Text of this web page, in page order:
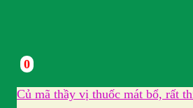
0
Củ mã thầy vị thuốc mát bổ, rất